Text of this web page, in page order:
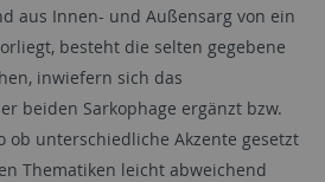
aus Innen- und Außensarg von ein
besteht die selten gegebene
inwiefern sich das
beiden Sarkophage ergänzt bzw.
ob unterschiedliche Akzente gesetzt
Thematiken leicht abweichend